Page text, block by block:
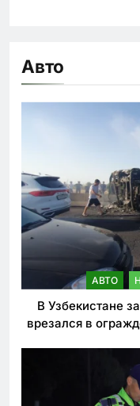
Авто
АВТО
В Узбекистане
врезался в